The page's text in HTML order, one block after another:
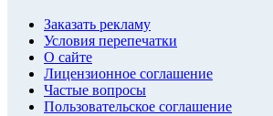
Заказать рекламу
Условия перепечатки
О сайте
Лицензионное соглашение
Частые вопросы
Пользовательское соглашение